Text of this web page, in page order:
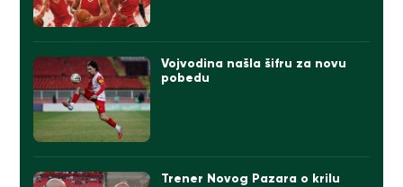
Vojvodina našla šifru za novu
pobedu
Trener Novog Pazara o krilu